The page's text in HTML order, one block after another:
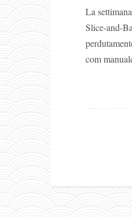
La
Slice-and-
com